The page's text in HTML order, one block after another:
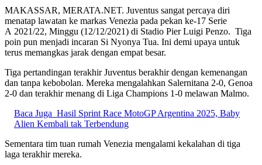
MAKASSAR, MERATA.NET. Juventus sangat percaya diri
menatap lawatan ke markas Venezia pada pekan ke-17 Serie
A 2021/22, Minggu (12/12/2021) di Stadio Pier Luigi Penzo. Tiga
poin pun menjadi incaran Si Nyonya Tua. Ini demi upaya untuk
terus memangkas jarak dengan empat besar.
Tiga pertandingan terakhir Juventus berakhir dengan kemenangan
dan tanpa kebobolan. Mereka mengalahkan Salernitana 2-0, Genoa
2-0 dan terakhir menang di Liga Champions 1-0 melawan Malmo.
Baca Juga Hasil Sprint Race MotoGP Argentina 2025, Baby
Alien Kembali tak Terbendung
Sementara tim tuan rumah Venezia mengalami kekalahan di tiga
laga terakhir mereka.